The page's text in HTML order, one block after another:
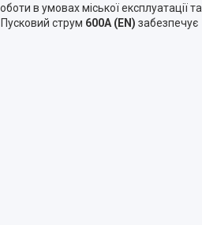
в умовах міської експлуатації та
струм 600А (EN) забезпечує